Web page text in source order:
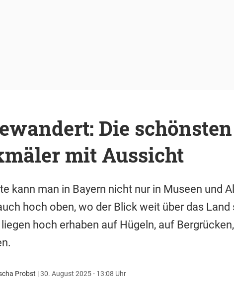
Die
mit Aussicht
kann man in Bayern nicht nur in Museen und
hoch oben, wo der Blick weit über das
hoch erhaben auf Hügeln, auf
Probst |30. August 2025 - 13:08 Uhr